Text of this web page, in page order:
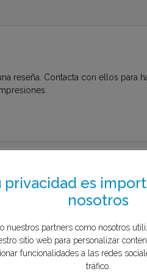
reseña. Contacta con ellos para
de 1
privacidad es
nosotros
caso quieres